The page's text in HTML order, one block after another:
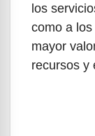
los
como a
mayor
recursos y